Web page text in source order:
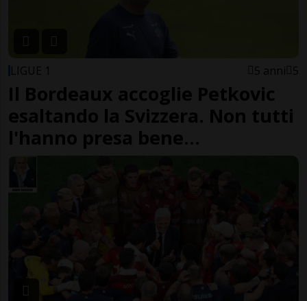
LIGUE 1 5 anni 5
Il Bordeaux accoglie Petkovic
esaltando la Svizzera. Non tutti
l'hanno presa bene...